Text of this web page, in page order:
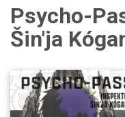
Psycho-
Šin'ja